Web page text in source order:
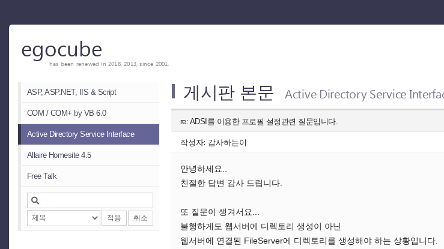
egocube
has been renewed in 2018, 2013, since 2001.
ASP, ASP.NET, IIS & Script
COM / COM+ by VB 6.0
Active Directory Service Interface
Allaire Homesite 4.5
Free Talk
적용 취소
게시판 본문 Active Directory Service
re: ADSI를 이용한 프로필 설정관련 질문입니다.
작성자: 감사하는이
안녕하세요..
친절한 답변 감사 드립니다.
또 질문이 생겨서요...
불행하게도 웹서버에 디렉토리 생성이 아닌
웹서버에 연결된 FileServer에 디렉토리를 생성해야 하는 상황입니다.